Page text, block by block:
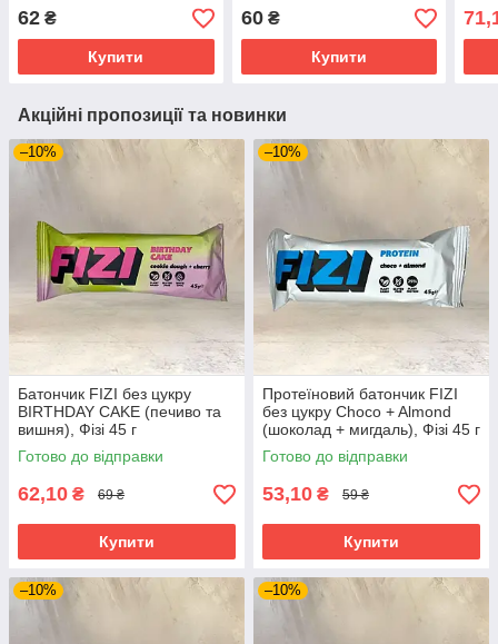
62 ₴
Купити
60₴
Купити
Акційні пропозиції та новинки
–10%
Батончик FIZI без цукру
BIRTHDAY CAKE (печиво та
вишня), Фізі 45 г
Готово до відправки
62,10 ₴ 69 ₴
Купити
–10%
Протеїновий батончик FIZI
без цукру Choco + Almоnd
(шоколад + мигдаль), Фізі 45 г
Готово до відправки
53,10 ₴ 59 ₴
Купити
–10% –10%